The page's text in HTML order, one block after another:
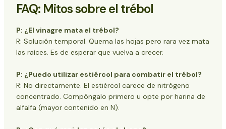
FAQ: Mitos sobre el trébol
P: ¿El vinagre mata el trébol?
R: Solución temporal. Quema las hojas pero rara vez mata
las raíces. Es de esperar que vuelva a crecer.
P: ¿Puedo utilizar estiércol para combatir el trébol?
R: No directamente. El estiércol carece de nitrógeno
concentrado. Compóngalo primero u opte por harina de
alfalfa (mayor contenido en N).